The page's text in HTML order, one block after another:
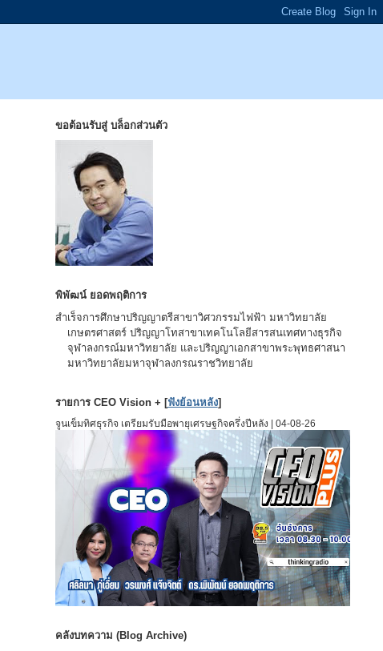
ขอต้อนรับสู่ บล็อกส่วนตัว
พิพัฒน์ ยอดพฤติการ
สำเร็จการศึกษาปริญญาตรีสาขาวิศวกรรมไฟฟ้า มหาวิทยาลัย
เกษตรศาสตร์ ปริญญาโทสาขาเทคโนโลยีสารสนเทศทางธุรกิจ
จุฬาลงกรณ์มหาวิทยาลัย และปริญญาเอกสาขาพระพุทธศาสนา
มหาวิทยาลัยมหาจุฬาลงกรณราชวิทยาลัย
รายการ CEO Vision + [ฟังย้อนหลัง]
จูนเข็มทิศธุรกิจ เตรียมรับมือพายุเศรษฐกิจครึ่งปีหลัง | 04-08-26
คลังบทความ (Blog Archive)